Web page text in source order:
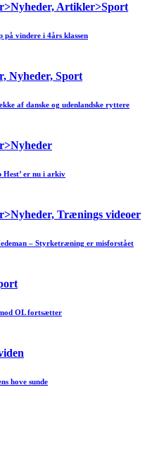
Artikler>Sport
på vindere i 4års klassen
Nyheder, Sport
af danske og udenlandske ryttere
Hest’ er nu i arkiv
Trænings videoer
– Styrketræning er misforstået
OL fortsætter
hove sunde